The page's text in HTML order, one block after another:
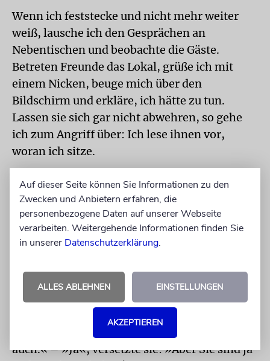
Wenn ich feststecke und nicht mehr weiter
weiß, lausche ich den Gesprächen an
Nebentischen und beobachte die Gäste.
Betreten Freunde das Lokal, grüße ich mit
einem Nicken, beuge mich über den
Bildschirm und erkläre, ich hätte zu tun.
Lassen sie sich gar nicht abwehren, so gehe
ich zum Angriff über: Ich lese ihnen vor,
woran ich sitze.
ORIGINELLDruckreif sind hier viele Dialoge.
Ich erinnere mich etwa an die greise Dame,
die sehr langsam und mit Stock dem
Bridgezimmer entgegentrippelte, an der
Bäckereivitrine vorbeikam und von den
»Welch Galerie schöner Männer!« – »Die
Männer nur?«, fragte der Ober. »Und die
Mehlspeisen heißen nichts?« – »Die sind ja
alt«, entgegnete sie. Darauf er: »Alt bin ich
auch.« – »Ja«, versetzte sie: »Aber Sie sind ja
Auf dieser Seite können Sie Informationen zu den
Zwecken und Anbietern erfahren, die
personenbezogene Daten auf unserer Webseite
verarbeiten. Weitergehende Informationen finden Sie
in unserer Datenschutzerklärung.
ALLES ABLEHNEN EINSTELLUNGEN
AKZEPTIEREN